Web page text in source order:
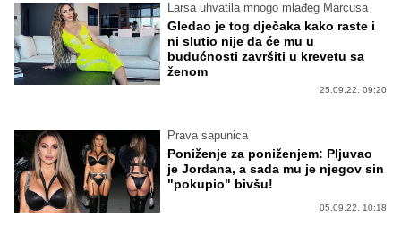
Larsa uhvatila mnogo mlađeg Marcusa
Gledao je tog dječaka kako raste i
ni slutio nije da će mu u
budućnosti završiti u krevetu sa
ženom
25.09.22. 09:20
Prava sapunica
Poniženje za poniženjem: Pljuvao
je Jordana, a sada mu je njegov sin
"pokupio" bivšu!
05.09.22. 10:18